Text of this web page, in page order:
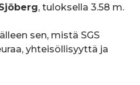
, tuloksella 3.58 m.
sen, mistä SGS
yhteisöllisyyttä ja